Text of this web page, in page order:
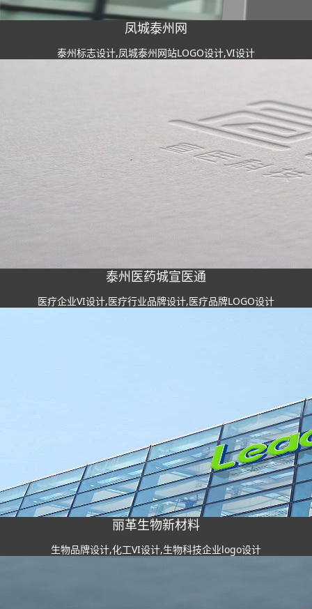
凤城泰州网
泰州标志设计,凤城泰州网站LOGO设计,VI设计
泰州医药城宣医通
医疗企业VI设计,医疗行业品牌设计,医疗品牌LOGO设计
丽革生物新材料
生物品牌设计,化工VI设计,生物科技企业logo设计